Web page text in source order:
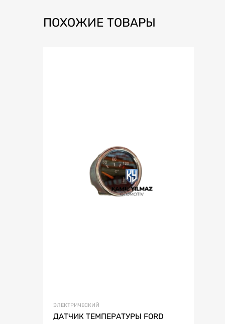
ПОХОЖИЕ ТОВАРЫ
ЭЛЕКТРИЧЕСКИЙ
ДАТЧИК ТЕМПЕРАТУРЫ FORD